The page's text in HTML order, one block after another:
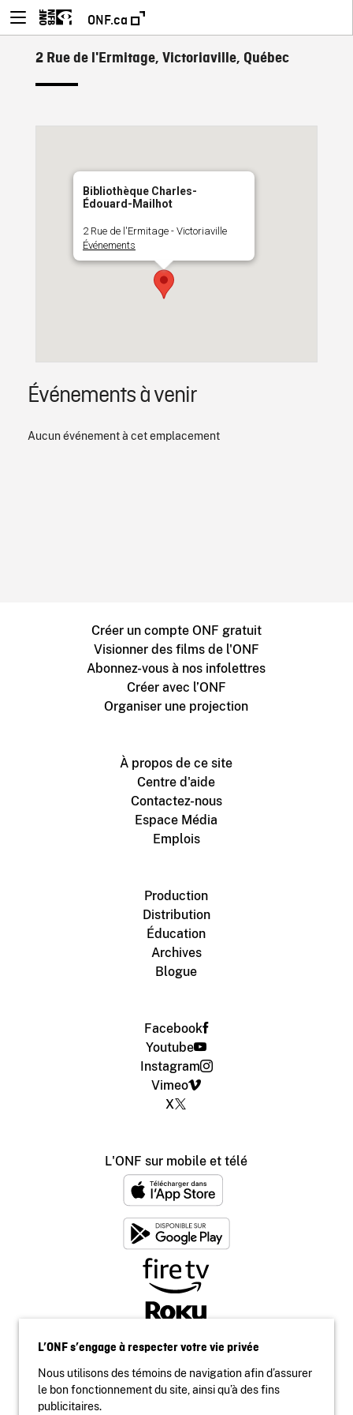
ONF.ca
2 Rue de l'Ermitage, Victoriaville, Québec
Bibliothèque Charles-
Édouard-Mailhot
2 Rue de l'Ermitage - Victoriaville
Événements
Événements à venir
Aucun événement à cet emplacement
Créer un compte ONF gratuit
Visionner des films de l'ONF
Abonnez-vous à nos infolettres
Créer avec l’ONF
Organiser une projection
À propos de ce site
Centre d'aide
Contactez-nous
Espace Média
Emplois
Production
Distribution
Éducation
Archives
Blogue
Facebook
Youtube
Instagram
Vimeo
X
L'ONF sur mobile et télé
L’ONF s’engage à respecter votre vie privée
Nous utilisons des témoins de navigation afin d’assurer
le bon fonctionnement du site, ainsi qu’à des fins
publicitaires.